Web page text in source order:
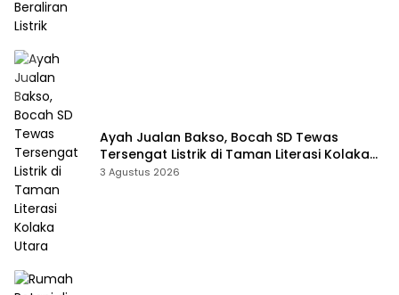
Ayah Jualan Bakso, Bocah SD Tewas
Tersengat Listrik di Taman Literasi Kolaka
Utara
3 Agustus 2026